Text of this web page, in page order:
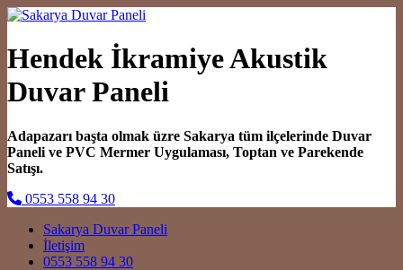
Hendek İkramiye Akustik
Duvar Paneli
Adapazarı başta olmak üzre Sakarya tüm ilçelerinde Duvar
Paneli ve PVC Mermer Uygulaması, Toptan ve Parekende
Satışı.
0553 558 94 30
Main Navigation
Sakarya Duvar Paneli
İletişim
0553 558 94 30